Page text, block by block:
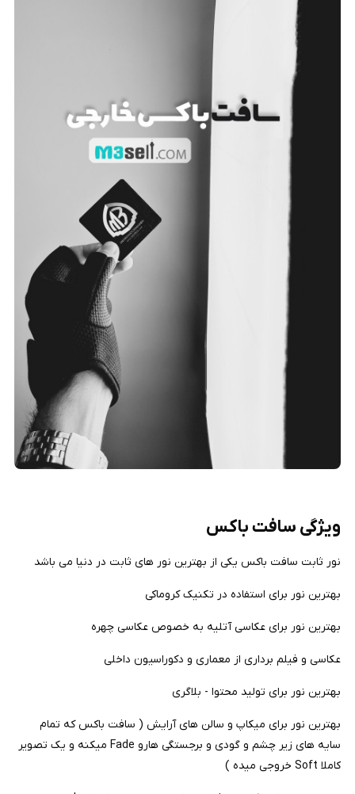
ویژگی سافت باکس
نور ثابت سافت باکس یکی از بهترین نور های ثابت در دنیا می باشد
بهترین نور برای استفاده در تکنیک کروماکی
بهترین نور برای عکاسی آتلیه به خصوص عکاسی چهره
عکاسی و فیلم برداری از معماری و دکوراسیون داخلی
بهترین نور برای تولید محتوا - بلاگری
بهترین نور برای میکاپ و سالن های آرایش ( سافت باکس که تمام
سایه های زیر چشم و گودی و برجستگی هارو Fade میکنه و یک تصویر
کاملا Soft خروجی میده )